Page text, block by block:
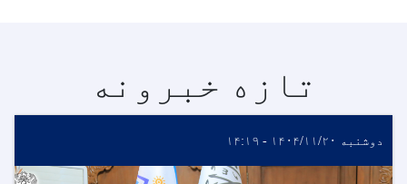
تازه خبرونه
دوشنبه ۱۴۰۴/۱۱/۲۰ - ۱۴:۱۹